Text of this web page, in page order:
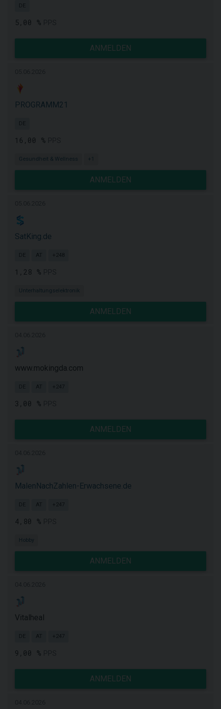
DE
5,00 %
ANMELDEN
PROGRAMM21
DE
16,00 %
Gesundheit & Wellness +1
ANMELDEN
SatKing.de
DE AT +248
1,28 %
Unterhaltungselektronik
ANMELDEN
www.mokingda.com
DE AT +247
3,00 %
ANMELDEN
MalenNachZahlen-Erwachsene.de
DE AT +247
4,80 %
Hobby
ANMELDEN
Vitalheal
DE AT +247
9,00 %
ANMELDEN